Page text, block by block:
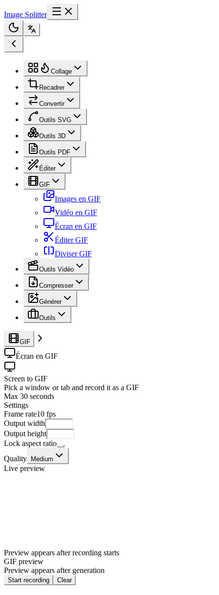
Image Splitter
Collage
Recadrer
Convertir
Outils SVG
Outils 3D
Outils PDF
Éditer
GIF
Images en GIF
Vidéo en GIF
Écran en GIF
Éditer GIF
Diviser GIF
Outils Vidéo
Compresser
Générer
Outils
GIF
Écran en GIF
Screen to GIF
Pick a window or tab and record it as a GIF
Max 30 seconds
Settings
Frame rate10 fps
Output width
Output height
Lock aspect ratio
Quality
Medium
Live preview
Preview appears after recording starts
GIF preview
Preview appears after generation
Start recording Clear